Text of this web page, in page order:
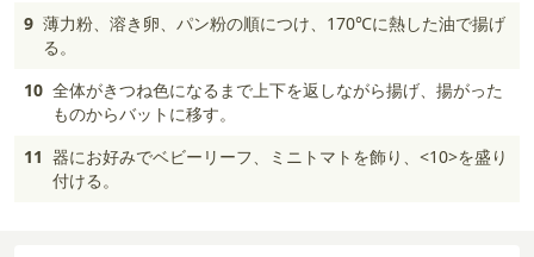
9 薄力粉、溶き卵、パン粉の順につけ、170℃に熱した油で揚げ
る。
10 全体がきつね色になるまで上下を返しながら揚げ、揚がった
ものからバットに移す。
11 器にお好みでベビーリーフ、ミニトマトを飾り、<10>を盛り
付ける。